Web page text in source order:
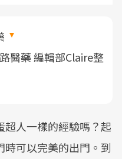
醫藥 編輯部Claire整
人一樣的經驗嗎？起
可以完美的出門。到